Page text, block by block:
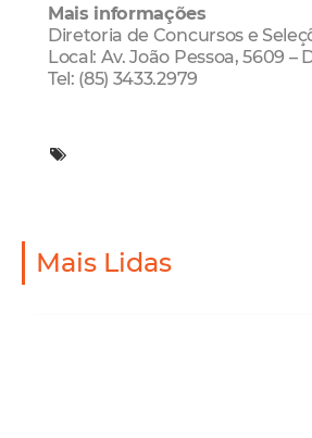
Mais informações
Diretoria de Concursos e
Local: Av. João Pessoa, 5609 –
Tel: (85) 3433.2979
Mais Lidas